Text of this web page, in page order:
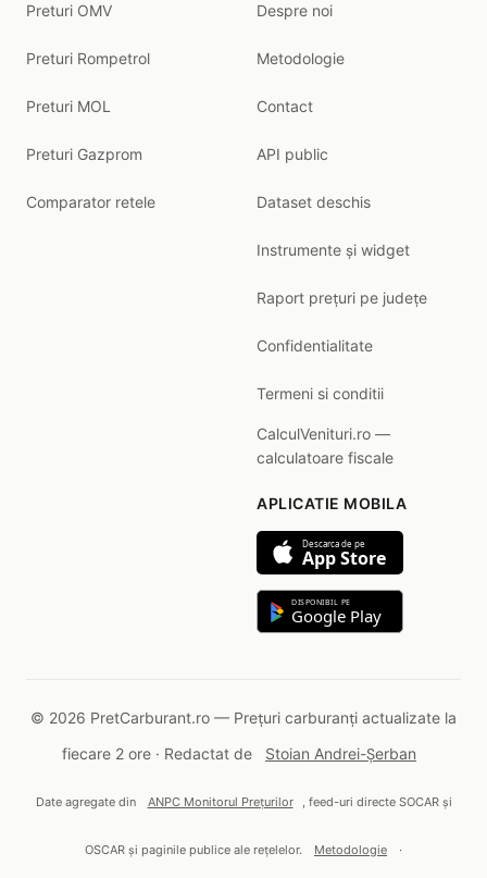
Preturi OMV
Preturi Rompetrol
Preturi MOL
Preturi Gazprom
Comparator retele
Despre noi
Metodologie
Contact
API public
Dataset deschis
Instrumente și widget
Raport prețuri pe județe
Confidentialitate
Termeni si conditii
CalculVenituri.ro —
calculatoare fiscale
APLICATIE MOBILA
Descarca de pe
App Store
DISPONIBIL PE
Google Play
© 2026 PretCarburant.ro — Prețuri carburanți actualizate la
fiecare 2 ore · Redactat de
Stoian Andrei-Șerban
Date agregate din ANPC Monitorul Prețurilor , feed-uri directe SOCAR și
OSCAR și paginile publice ale rețelelor. Metodologie ·